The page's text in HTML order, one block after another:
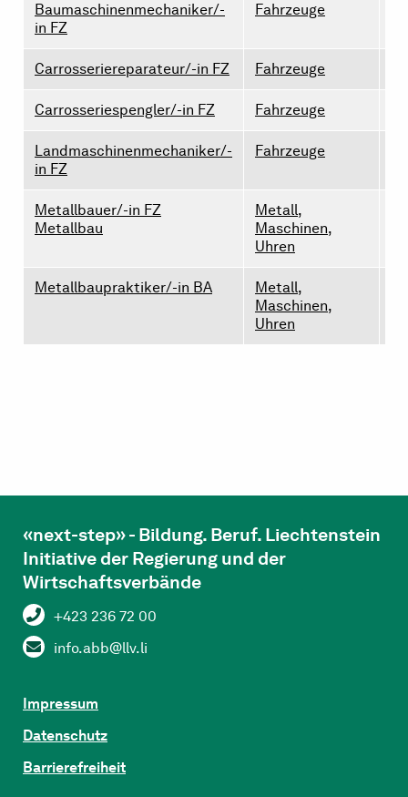
Baumaschinenmechaniker/-
in FZ
Fahrzeuge
Carrosseriereparateur/-in FZ Fahrzeuge
Carrosseriespengler/-in FZ Fahrzeuge
Landmaschinenmechaniker/-
in FZ
Fahrzeuge
Metallbauer/-in FZ
Metallbau
Metall,
Maschinen,
Uhren
Metallbaupraktiker/-in BA
Metall,
Maschinen,
Uhren
«next-step» - Bildung. Beruf. Liechtenstein
Initiative der Regierung und der
Wirtschaftsverbände
+423 236 72 00
info.abb@llv.li
Impressum
Datenschutz
Barrierefreiheit